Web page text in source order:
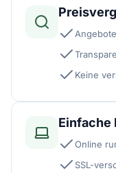
Keine
Einfache
Online
SSL-